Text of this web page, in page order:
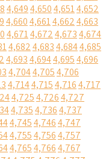
4,6494,6504,6514,652
4,6604,6614,6624,663
4,6714,6724,6734,674
4,6824,6834,6844,685
4,6934,6944,6954,696
4,7044,7054,706
4,7144,7154,7164,717
4,7254,7264,727
4,7354,7364,737
4,7454,7464,747
4,7554,7564,757
4,7654,7664,767